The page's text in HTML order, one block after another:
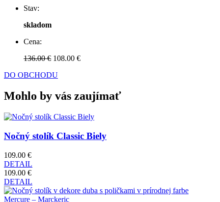
Stav:
skladom
Cena:
136.00 € 108.00 €
DO OBCHODU
Mohlo by vás zaujímať
Nočný stolík Classic Biely
109.00 €
DETAIL
109.00 €
DETAIL